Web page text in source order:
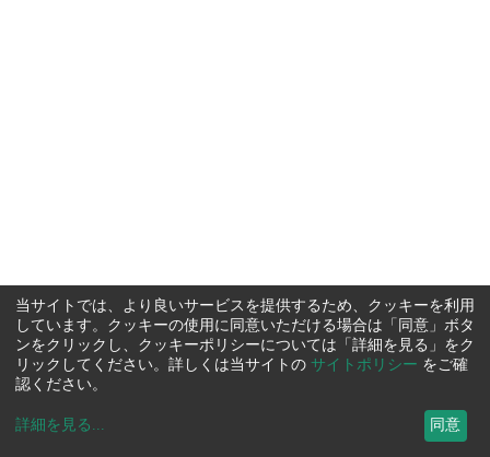
当サイトでは、より良いサービスを提供するため、クッキーを利用
しています。クッキーの使用に同意いただける場合は「同意」ボタ
ンをクリックし、クッキーポリシーについては「詳細を見る」をク
リックしてください。詳しくは当サイトの サイトポリシー をご確
認ください。
詳細を見る ... 同意